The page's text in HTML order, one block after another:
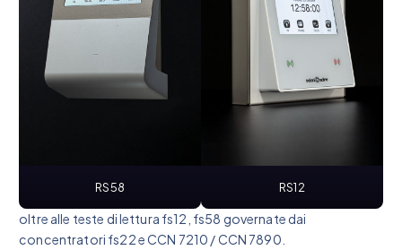
RS58 RS12
oltre alle teste di lettura fs12, fs58 governate dai
concentratori fs22 e CCN 7210 / CCN 7890.